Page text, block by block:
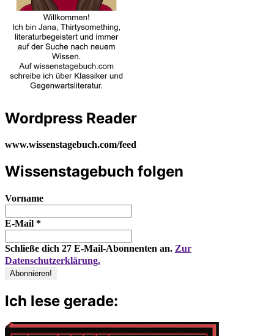
Wordpress Reader
www.wissenstagebuch.com/feed
Wissenstagebuch folgen
Vorname
E-Mail *
Schließe dich 27 E-Mail-Abonnenten an. Zur
Datenschutzerklärung.
Ich lese gerade: